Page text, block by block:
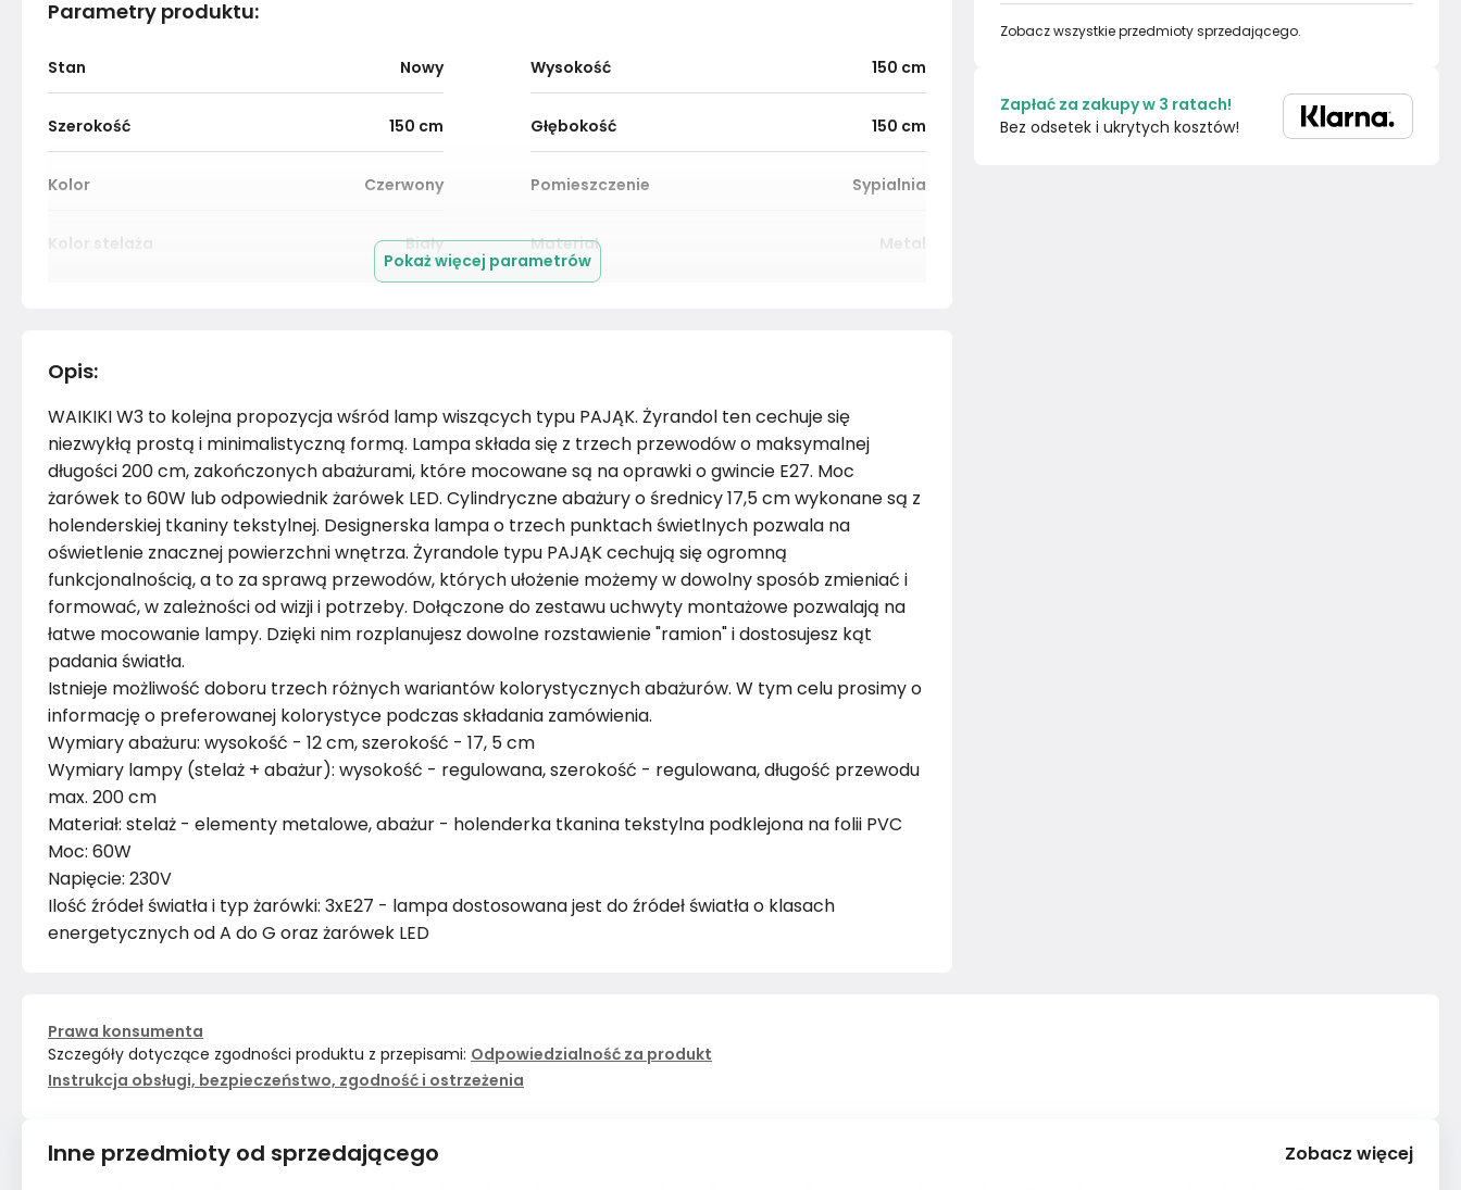
Parametry produktu:
Stan Nowy Wysokość 150 cm
Szerokość 150 cm Głębokość 150 cm
Kolor Czerwony Pomieszczenie Sypialnia
Kolor stelaża Biały Materiał Metal
Montaż
Pokaż więcej parametrów
Opis:
WAIKIKI W3 to kolejna propozycja wśród lamp wiszących typu PAJĄK. Żyrandol ten cechuje się
niezwykłą prostą i minimalistyczną formą. Lampa składa się z trzech przewodów o maksymalnej
długości 200 cm, zakończonych abażurami, które mocowane są na oprawki o gwincie E27. Moc
żarówek to 60W lub odpowiednik żarówek LED. Cylindryczne abażury o średnicy 17,5 cm wykonane są z
holenderskiej tkaniny tekstylnej. Designerska lampa o trzech punktach świetlnych pozwala na
oświetlenie znacznej powierzchni wnętrza. Żyrandole typu PAJĄK cechują się ogromną
funkcjonalnością, a to za sprawą przewodów, których ułożenie możemy w dowolny sposób zmieniać i
formować, w zależności od wizji i potrzeby. Dołączone do zestawu uchwyty montażowe pozwalają na
łatwe mocowanie lampy. Dzięki nim rozplanujesz dowolne rozstawienie "ramion" i dostosujesz kąt
padania światła.
Istnieje możliwość doboru trzech różnych wariantów kolorystycznych abażurów. W tym celu prosimy o
informację o preferowanej kolorystyce podczas składania zamówienia.
Wymiary abażuru: wysokość - 12 cm, szerokość - 17, 5 cm
Wymiary lampy (stelaż + abażur): wysokość - regulowana, szerokość - regulowana, długość przewodu
max. 200 cm
Materiał: stelaż - elementy metalowe, abażur - holenderka tkanina tekstylna podklejona na folii PVC
Moc: 60W
Napięcie: 230V
Ilość źródeł światła i typ żarówki: 3xE27 - lampa dostosowana jest do źródeł światła o klasach
energetycznych od A do G oraz żarówek LED
Zobacz wszystkie przedmioty sprzedającego.
Zapłać za zakupy w 3 ratach!
Bez odsetek i ukrytych kosztów!
Prawa konsumenta
Szczegóły dotyczące zgodności produktu z przepisami: Odpowiedzialność za produkt
Instrukcja obsługi, bezpieczeństwo, zgodność i ostrzeżenia
Inne przedmioty od sprzedającego Zobacz więcej